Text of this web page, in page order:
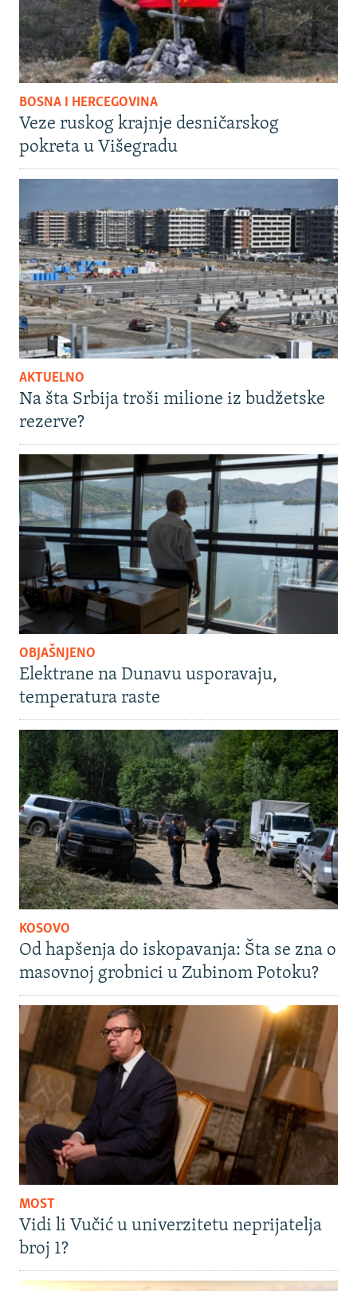
BOSNA I HERCEGOVINA
Veze ruskog krajnje desničarskog
pokreta u Višegradu
AKTUELNO
Na šta Srbija troši milione iz budžetske
rezerve?
OBJAŠNJENO
Elektrane na Dunavu usporavaju,
temperatura raste
KOSOVO
Od hapšenja do iskopavanja: Šta se zna o
masovnoj grobnici u Zubinom Potoku?
MOST
Vidi li Vučić u univerzitetu neprijatelja
broj 1?